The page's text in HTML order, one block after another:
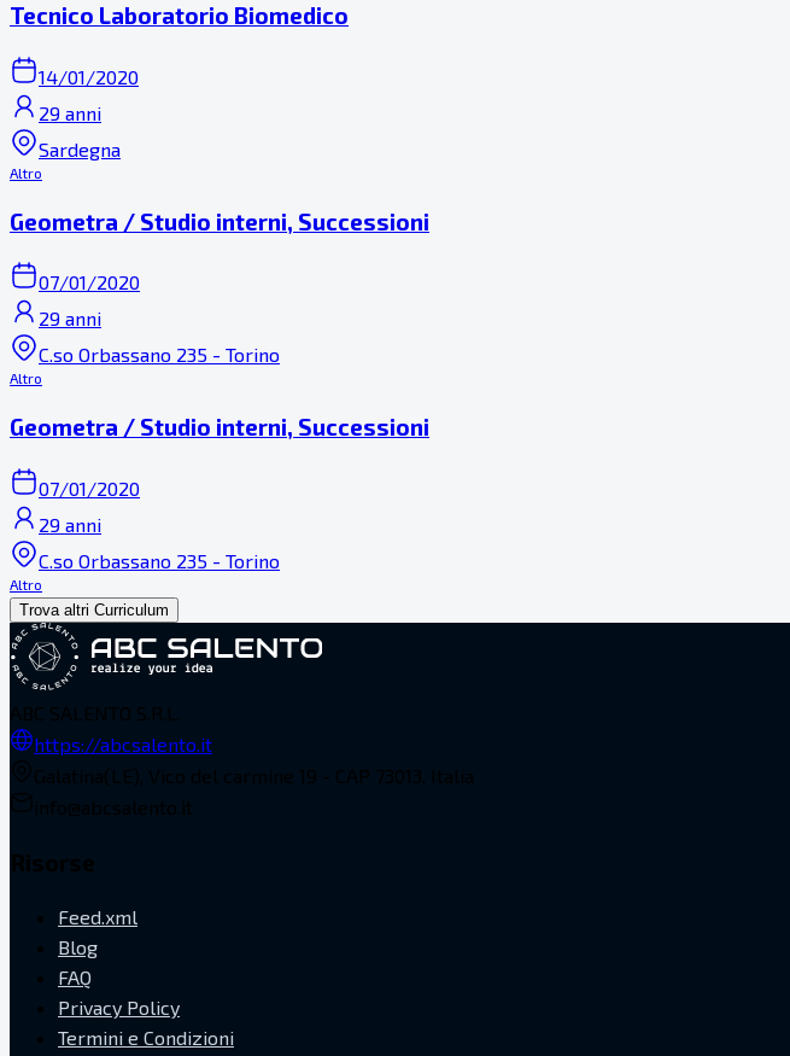
Tecnico Laboratorio Biomedico
14/01/2020
29 anni
Sardegna
Altro
Geometra / Studio interni, Successioni
07/01/2020
29 anni
C.so Orbassano 235 - Torino
Altro
Geometra / Studio interni, Successioni
07/01/2020
29 anni
C.so Orbassano 235 - Torino
Altro
Trova altri Curriculum
https://abcsalento.it
Feed.xml
Blog
FAQ
Privacy Policy
Termini e Condizioni